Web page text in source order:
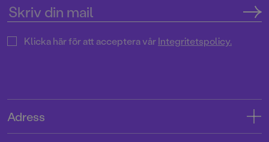
Klicka här för att acceptera vårIntegritetspolicy.
Adress